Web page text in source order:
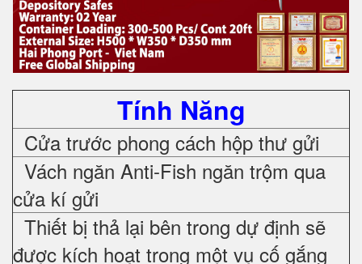
Tính Năng
Cửa trước phong cách hộp thư gửi
Vách ngăn Anti-Fish ngăn trộm qua
cửa kí gửi
Thiết bị thả lại bên trong dự định sẽ
được kích hoạt trong một vụ cố gắng